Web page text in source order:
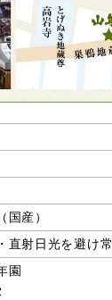
国産）
直射日光を避け
園